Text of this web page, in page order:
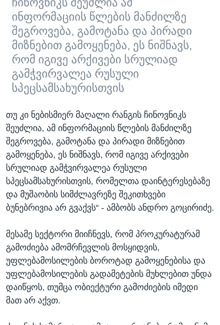
ჩინოვნიკს შეუძლია ამ
ინფორმაციის წლების მანძილზე
შეგროვება, გამოტანა და პირადი
მიზნებით გამოყენება, ეს ნიშნავს,
რომ იგივე არქივები სრულიად
გამჭვირვალეა რუსული
სპეცსამსახურისთვის
თუ კი ნებისმიერ მაღალი რანგის ჩინოვნიკს
შეუძლია, ამ ინფორმაციის წლების მანძილზე
შეგროვება, გამოტანა და პირადი მიზნებით
გამოყენება, ეს ნიშნავს, რომ იგივე არქივები
სრულიად გამჭვირვალეა რუსული
სპეცსამსახურისთვის, რომელთა დაინტერესებაზე
და მუშაობის სიმძლავრეზე შეკითხვები
ბუნებრივია არ გვაქვს“ - ამბობს ანდრო გოცირიძე.
მესამე სექტორი მიიჩნევს, რომ პროკურატურამ
გამოძიება ამომრჩევლის მოსყიდვის,
უფლებამოსილების ბოროტად გამოყენებისა და
უფლებამოსილების გადამეტების მუხლებით უნდა
დაიწყოს, თუმცა ობიექტური გამოძიების იმედი
მათ არ აქვთ.